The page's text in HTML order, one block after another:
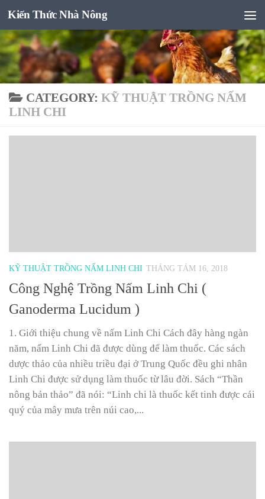
Skip to content
Kiến Thức Nhà Nông
CATEGORY: KỸ THUẬT TRỒNG NẤM
LINH CHI
KỸ THUẬT TRỒNG NẤM LINH CHI THÁNG TÁM 16, 2018
Công Nghệ Trồng Nấm Linh Chi (
Ganoderma Lucidum )
1. Giới thiệu chung về nấm Linh Chi Cách đây hàng ngàn
năm, nấm Linh Chi đã được dùng để làm thuốc. Các sách
dược thảo của nhiều triều đại ở Trung Quốc đều ghi nhân
Linh Chi được sử dụng làm thuốc từ lâu đời. Sách “Thần
nông bản thảo” đã nói: “Linh chi là thuốc kết tinh được cái
quý của mây mưa trên núi cao,...